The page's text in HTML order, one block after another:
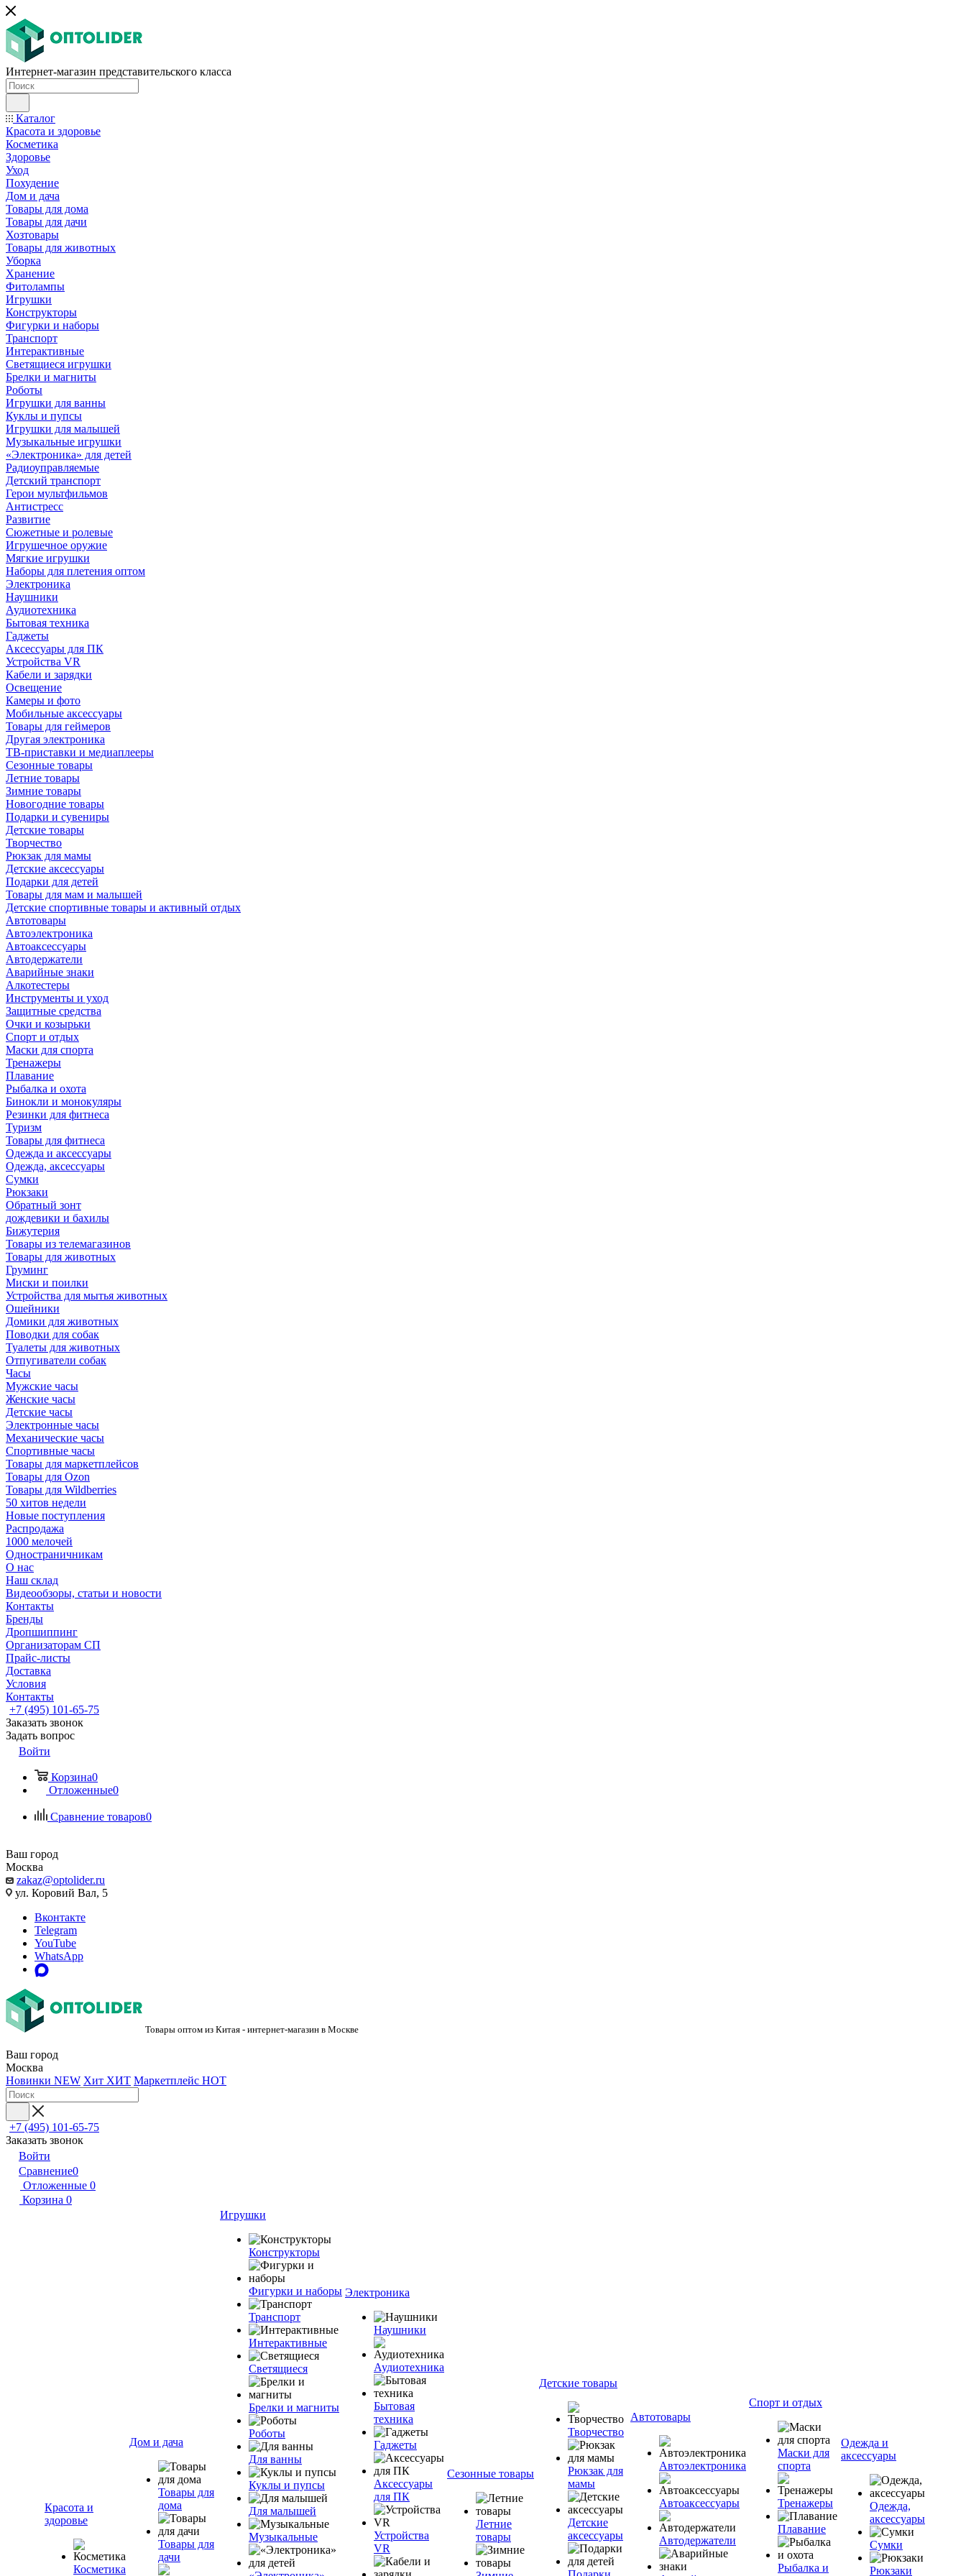
Интернет-магазин представительского класса
Каталог
Красота и здоровье
Косметика
Здоровье
Уход
Похудение
Дом и дача
Товары для дома
Товары для дачи
Хозтовары
Товары для животных
Уборка
Хранение
Фитолампы
Игрушки
Конструкторы
Фигурки и наборы
Транспорт
Интерактивные
Светящиеся игрушки
Брелки и магниты
Роботы
Игрушки для ванны
Куклы и пупсы
Игрушки для малышей
Музыкальные игрушки
«Электроника» для детей
Радиоуправляемые
Детский транспорт
Герои мультфильмов
Антистресс
Развитие
Сюжетные и ролевые
Игрушечное оружие
Мягкие игрушки
Наборы для плетения оптом
Электроника
Наушники
Аудиотехника
Бытовая техника
Гаджеты
Аксессуары для ПК
Устройства VR
Кабели и зарядки
Освещение
Камеры и фото
Мобильные аксессуары
Товары для геймеров
Другая электроника
ТВ-приставки и медиаплееры
Сезонные товары
Летние товары
Зимние товары
Новогодние товары
Подарки и сувениры
Детские товары
Творчество
Рюкзак для мамы
Детские аксессуары
Подарки для детей
Товары для мам и малышей
Детские спортивные товары и активный отдых
Автотовары
Автоэлектроника
Автоаксессуары
Автодержатели
Аварийные знаки
Алкотестеры
Инструменты и уход
Защитные средства
Очки и козырьки
Спорт и отдых
Маски для спорта
Тренажеры
Плавание
Рыбалка и охота
Бинокли и монокуляры
Резинки для фитнеса
Туризм
Товары для фитнеса
Одежда и аксессуары
Одежда, аксессуары
Сумки
Рюкзаки
Обратный зонт
дождевики и бахилы
Бижутерия
Товары из телемагазинов
Товары для животных
Груминг
Миски и поилки
Устройства для мытья животных
Ошейники
Домики для животных
Поводки для собак
Туалеты для животных
Отпугиватели собак
Часы
Мужские часы
Женские часы
Детские часы
Электронные часы
Механические часы
Спортивные часы
Товары для маркетплейсов
Товары для Ozon
Товары для Wildberries
50 хитов недели
Новые поступления
Распродажа
1000 мелочей
Одностраничникам
О нас
Наш склад
Видеообзоры, статьи и новости
Контакты
Бренды
Дропшиппинг
Организаторам СП
Прайс-листы
Доставка
Условия
Контакты
+7 (495) 101-65-75
Заказать звонок
Задать вопрос
Войти
Корзина0
Отложенные0
Сравнение товаров0
Ваш город
Москва
zakaz@optolider.ru
ул. Коровий Вал, 5
Вконтакте
Telegram
YouTube
WhatsApp
Товары оптом из Китая - интернет-магазин в Москве
Ваш город
Москва
Новинки NEW Хит ХИТ Маркетплейс HOT
+7 (495) 101-65-75
Заказать звонок
Войти
Сравнение0
Отложенные 0
Корзина 0
Красота и
здоровье
Косметика
Дом и дача
Товары для
дома
Товары для
дачи
Игрушки
Конструкторы
Фигурки и наборы
Транспорт
Интерактивные
Светящиеся
Брелки и магниты
Роботы
Для ванны
Куклы и пупсы
Для малышей
Музыкальные
Электроника
Наушники
Аудиотехника
Бытовая
техника
Гаджеты
Аксессуары
для ПК
Устройства
VR
Сезонные товары
Летние
товары
Детские товары
Творчество
Рюкзак для
мамы
Детские
аксессуары
Автотовары
Автоэлектроника
Автоаксессуары
Автодержатели
Спорт и отдых
Маски для
спорта
Тренажеры
Плавание
Рыбалка и
Одежда и
аксессуары
Одежда,
аксессуары
Сумки
Рюкзаки